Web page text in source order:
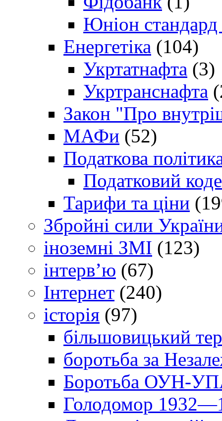
Юніон стандард
Енергетіка (104)
Укртатнафта (3)
Укртранснафта
Закон "Про
МАФи (52)
Податкова
Податковий
Тарифи та ціни
Збройні сили
іноземні ЗМІ (123)
інтерв’ю (67)
Інтернет (240)
історія (97)
більшовицький
боротьба за
Боротьба ОУН-УПА
Голодомор